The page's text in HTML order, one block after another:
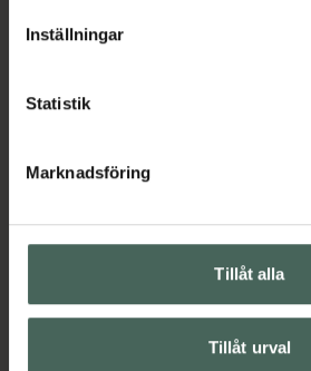
lagligheten av behandling som
Inställningar
Statistik
Marknadsföring
Tillåt alla
Tillåt urval
Kronans Apotek finns här för dig. Du
datorn. Oavsett vem du är så är
hjälpa just dig att må lite bättre.
med oss.